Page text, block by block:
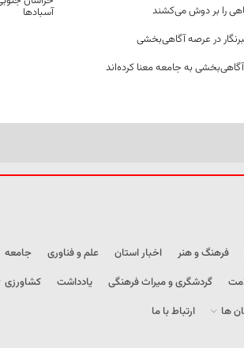
را بر دوش می‌کشند
در عرصه آگاهی‌بخشی
به جامعه معنا کرده‌اند
آسبادها
فرهنگ و هنر اخبار استان علم و فناوری
جامعه
گردشگری و میراث فرهنگی یادداشت
کشاورزی
ها
ارتباط با ما